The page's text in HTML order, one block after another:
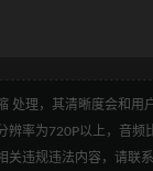
处理，其清晰度会和用
率为720P以上，音
违规违法内容，请联